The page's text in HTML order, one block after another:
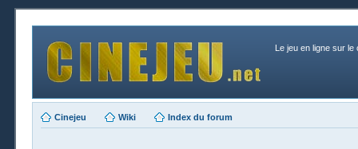
Le jeu en ligne sur le
Cinejeu Wiki Index du forum